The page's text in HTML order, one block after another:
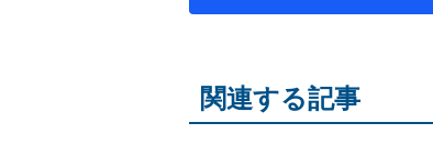
関連する記事